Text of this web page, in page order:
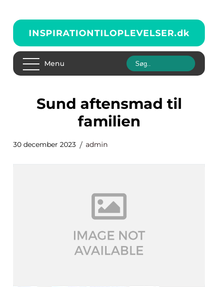
INSPIRATIONTILOPLEVELSER.dk
Menu
sund aftensmad til
familien
30 december 2023 admin